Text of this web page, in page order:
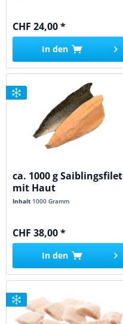
CHF 24,00 *
In den
ca. 1000 g Saiblingsfilet
mit Haut
Inhalt 1000 Gramm
CHF 38,00 *
In den